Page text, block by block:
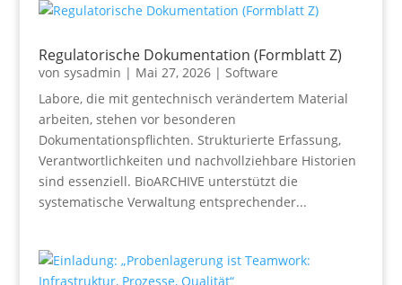
Regulatorische Dokumentation (Formblatt Z)
von sysadmin | Mai 27, 2026| Software
Labore, die mit gentechnisch verändertem Material
arbeiten, stehen vor besonderen
Dokumentationspflichten. Strukturierte Erfassung,
Verantwortlichkeiten und nachvollziehbare Historien
sind essenziell. BioARCHIVE unterstützt die
systematische Verwaltung entsprechender...